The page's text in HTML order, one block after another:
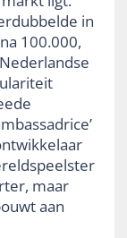
in
100.000,
maar
aan